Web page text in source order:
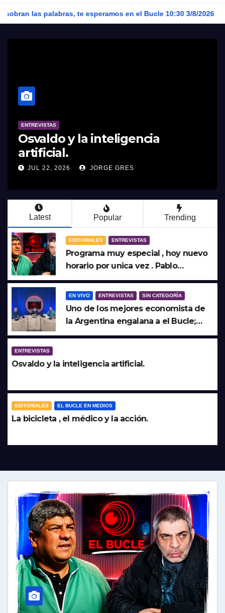
te esperamos en el Bucle 10:30 3/8/2026 Uno de los
ENTREVISTAS
Osvaldo y la inteligencia
artificial.
JUL 22, 2026 JORGE GRES
Latest Popular Trending
EDITORIALES ENTREVISTAS
Programa muy especial , hoy nuevo
horario por unica vez . Pablo
Moyano en vivo sobran las palabras,
te esperamos en el Bucle 10:30
3/8/2026
EN VIVO ENTREVISTAS SIN CATEGORÍA
Uno de los mejores economista de
la Argentina engalana a el Bucle;
Gustavo Marangoni en vivo hoy
pierdas.
ENTREVISTAS
Osvaldo y la inteligencia artificial.
EDITORIALES EL BUCLE EN MEDIOS
La bicicleta , el médico y la acción.